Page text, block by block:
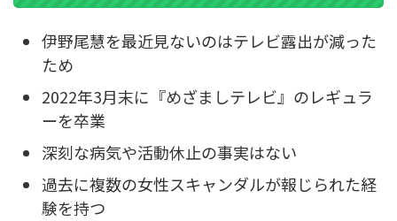
伊野尾慧を最近見ないのはテレビ露出が減った
ため
2022年3月末に『めざましテレビ』のレギュラ
ーを卒業
深刻な病気や活動休止の事実はない
過去に複数の女性スキャンダルが報じられた経
験を持つ